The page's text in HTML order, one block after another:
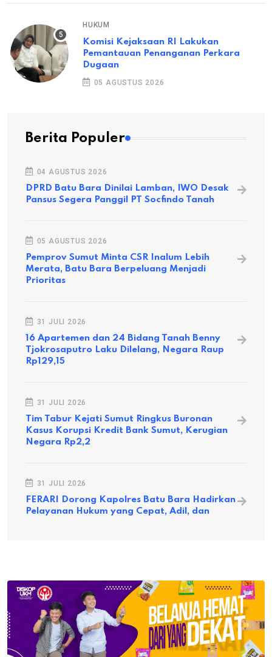
HUKUM
Komisi Kejaksaan RI Lakukan
Pemantauan Penanganan Perkara
Dugaan
05 AGUSTUS 2026
Berita Populer
04 AGUSTUS 2026
DPRD Batu Bara Dinilai Lamban, IWO Desak
Pansus Segera Panggil PT Socfindo Tanah
05 AGUSTUS 2026
Pemprov Sumut Minta CSR Inalum Lebih
Merata, Batu Bara Berpeluang Menjadi
Prioritas
31 JULI 2026
16 Apartemen dan 24 Bidang Tanah Benny
Tjokrosaputro Laku Dilelang, Negara Raup
Rp129,15
31 JULI 2026
Tim Tabur Kejati Sumut Ringkus Buronan
Kasus Korupsi Kredit Bank Sumut, Kerugian
Negara Rp2,2
31 JULI 2026
FERARI Dorong Kapolres Batu Bara Hadirkan
Pelayanan Hukum yang Cepat, Adil, dan